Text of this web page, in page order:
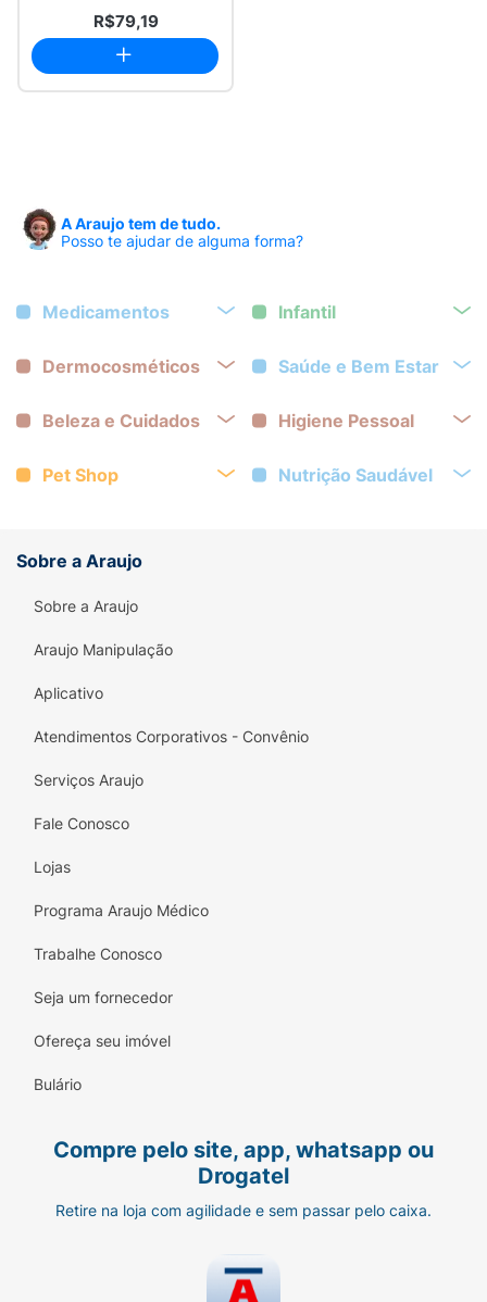
R$79,19
A Araujo tem de tudo.
Posso te ajudar de alguma forma?
Medicamentos Infantil
Dermocosméticos Saúde e Bem Estar
Beleza e Cuidados Higiene Pessoal
Pet Shop Nutrição Saudável
Sobre a Araujo
Sobre a Araujo
Araujo Manipulação
Aplicativo
Atendimentos Corporativos - Convênio
Serviços Araujo
Fale Conosco
Lojas
Programa Araujo Médico
Trabalhe Conosco
Seja um fornecedor
Ofereça seu imóvel
Bulário
Compre pelo site, app, whatsapp ou
Drogatel
Retire na loja com agilidade e sem passar pelo caixa.